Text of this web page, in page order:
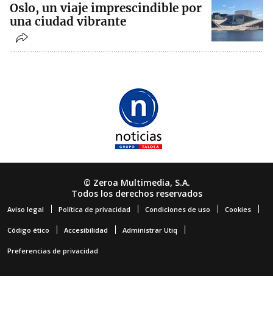
Oslo, un viaje imprescindible por
una ciudad vibrante
© Zeroa Multimedia, S.A.
Todos los derechos reservados
Aviso legal Política de privacidad Condiciones de uso Cookies
Código ético Accesibilidad Administrar Utiq
Preferencias de privacidad